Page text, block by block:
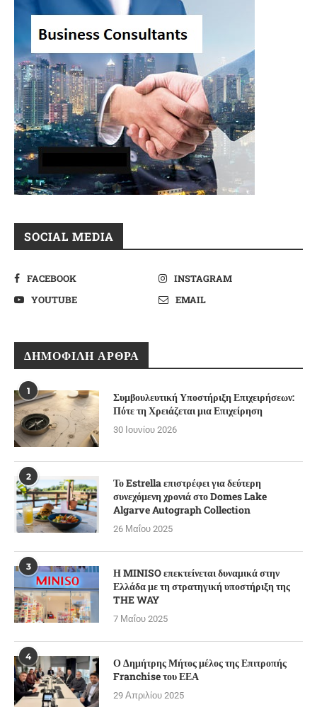
SOCIAL MEDIA
FACEBOOK
INSTAGRAM
YOUTUBE
EMAIL
ΔΗΜΟΦΙΛΉ ΆΡΘΡΑ
1
Συμβουλευτική Υποστήριξη Επιχειρήσεων:
Πότε τη Χρειάζεται μια Επιχείρηση
30 Ιουνίου 2026
2
Το Estrella επιστρέφει για δεύτερη
συνεχόμενη χρονιά στο Domes Lake
Algarve Autograph Collection
26 Μαΐου 2025
3
Η MINISO επεκτείνεται δυναμικά στην
Ελλάδα με τη στρατηγική υποστήριξη της
THE WAY
7 Μαΐου 2025
4
Ο Δημήτρης Μήτος μέλος της Επιτροπής
Franchise του ΕΕΑ
29 Απριλίου 2025